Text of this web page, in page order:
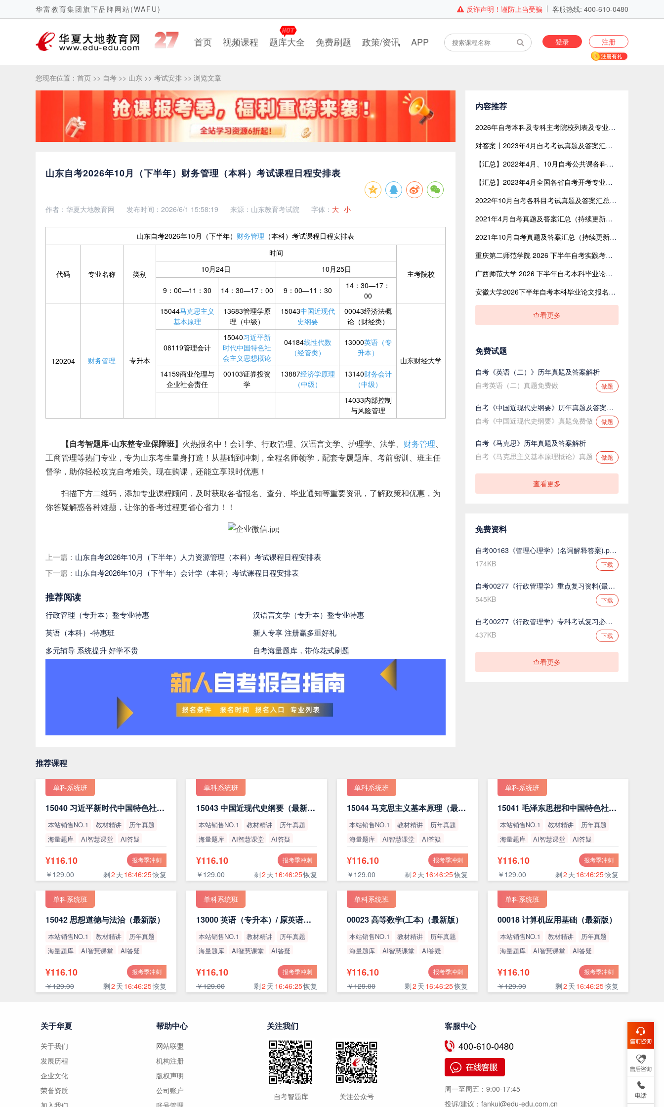
华富教育集团旗下品牌网站(WAFU) 客服热线: 400-610-0480
反诈声明！谨防上当受骗
首页 视频课程 题库大全 免费刷题 政策/资讯 APP 登录 注册
您现在位置： 首页 >> 自考 >> 山东 >> 考试安排 >> 浏览文章
山东自考2026年10月（下半年）财务管理（本科）考试课程日程安排表
作者：华夏大地教育网 发布时间：2026/6/1 15:58:19 来源：山东教育考试院 字体： 大 小
山东自考2026年10月（下半年） 财务管理 （本科）考试课程日程安排表
代码 专业名称 类别
时间
主考院校
10月24日 10月25日
9：00—11：30 14：30—17：00 9：00—11：30
14：30—17：
00
120204 财务管理 专升本
15044马克思主义
基本原理
13683管理学原
理（中级）
15043中国近现代
史纲要
00043经济法概
论（财经类）
山东财经大学
08119管理会计
15040习近平新
时代中国特色社
会主义思想概论
04184线性代数
（经管类）
13000英语（专
升本）
14159商业伦理与
企业社会责任
00103证券投资
学
13887经济学原理
（中级）
13140财务会计
（中级）
14033内部控制
与风险管理
【自考智题库·山东整专业保障班】 火热报名中！ 会计学、行政管理、汉语言文学、护理学、法学、 财务管理
工商管理等热门专业，专为山东考生量身打造！从基础到冲刺，全程名师领学，配套专属题库、考前密训、班主任
督学，助你轻松攻克自考难关。 现在购课，还能立享限时优惠！
扫描下方二维码，添加专业课程顾问，及时获取各省报名、查分、毕业通知等重要资讯，了解政策和优惠，为
你答疑解惑各种难题，让你的备考过程更省心省力！！
上一篇： 山东自考2026年10月（下半年）人力资源管理（本科）考试课程日程安排表
下一篇： 山东自考2026年10月（下半年）会计学（本科）考试课程日程安排表
推荐阅读
行政管理（专升本）整专业特惠
汉语言文学（专升本）整专业特惠
英语（本科）-特惠班
新人专享 注册赢多重好礼
多元辅导 系统提升 好学不贵
自考海量题库，带你花式刷题
内容推荐
2026年自考本科及专科主考院校列表及专业目录（全国版）
对答案丨2023年4月自考考试真题及答案汇总【网友回忆版】
【汇总】2022年4月、10月自考公共课各科目考试真题及答案汇总（共含24科目）
【汇总】2023年4月全国各省自考开考专业与开考课程表
2022年10月自考各科目考试真题及答案汇总（网友回忆版）
2021年4月自考真题及答案汇总（持续更新中）
2021年10月自考真题及答案汇总（持续更新中）
重庆第二师范学院 2026 下半年自考实践考核报名：2026.9.5-10.5
广西师范大学 2026 下半年自考本科毕业论文通知
安徽大学2026下半年自考本科毕业论文报名：6月4日9:00—6月11日17:00
查看更多
免费试题
自考《英语（二）》历年真题及答案解析
自考英语（二）真题免费做
做题
自考《中国近现代史纲要》历年真题及答案解析
自考《中国近现代史纲要》真题免费做
做题
自考《马克思》历年真题及答案解析
自考《马克思主义基本原理概论》真题
做题
查看更多
免费资料
自考00163《管理心理学》(名词解释答案).pdf.pdf
174KB
下载
自考00277《行政管理学》重点复习资料(最新整理).pdf.pdf
545KB
下载
自考00277《行政管理学》专科考试复习必备.pdf.pdf
437KB
下载
查看更多
推荐课程
单科系统班
15040 习近平新时代中国特色社会主义思想概论（最新版）
本站销售NO.1 教材精讲
历年真题
海量题库
AI智慧课堂
AI答疑
报考季冲刺
¥116.10
￥129.00 剩2 天 16:46:24恢复
单科系统班
15043 中国近现代史纲要（最新版）
本站销售NO.1 教材精讲
历年真题
海量题库
AI智慧课堂
AI答疑
报考季冲刺
¥116.10
￥129.00 剩2 天 16:46:24恢复
单科系统班
15044 马克思主义基本原理（最新版）
本站销售NO.1 教材精讲
历年真题
海量题库
AI智慧课堂
AI答疑
报考季冲刺
¥116.10
￥129.00 剩2 天 16:46:24恢复
单科系统班
15041 毛泽东思想和中国特色社会主义理论体系概论（最新版）
本站销售NO.1 教材精讲
历年真题
海量题库
AI智慧课堂
AI答疑
报考季冲刺
¥116.10
￥129.00 剩2 天 16:46:24恢复
单科系统班
15042 思想道德与法治（最新版）
本站销售NO.1 教材精讲
历年真题
海量题库
AI智慧课堂
AI答疑
报考季冲刺
¥116.10
￥129.00 剩2 天 16:46:24恢复
单科系统班
13000 英语（专升本）/ 原英语（二）
本站销售NO.1 教材精讲
历年真题
海量题库
AI智慧课堂
AI答疑
报考季冲刺
¥116.10
￥129.00 剩2 天 16:46:24恢复
单科系统班
00023 高等数学(工本)（最新版）
本站销售NO.1 教材精讲
历年真题
海量题库
AI智慧课堂
AI答疑
报考季冲刺
¥116.10
￥129.00 剩2 天 16:46:24恢复
单科系统班
00018 计算机应用基础（最新版）
本站销售NO.1 教材精讲
历年真题
海量题库
AI智慧课堂
AI答疑
报考季冲刺
¥116.10
￥129.00 剩2 天 16:46:24恢复
关于华夏
关于我们
发展历程
企业文化
荣誉资质
帮助中心
网站联盟
机构注册
版权声明
公司账户
关注我们
自考智题库 关注公众号
客服中心
400-610-0480
周一至周五： 9:00-17:45
投诉/建议： fankui@edu-edu.com.cn